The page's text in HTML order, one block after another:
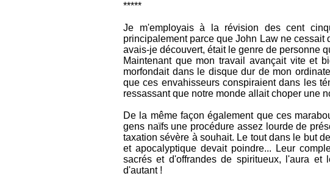
*****
Je m'employais à la révision des cent
principalement parce que John Law ne
avais-je découvert, était le genre de personne
Maintenant que mon travail avançait vite et
morfondait dans le disque dur de mon
que ces envahisseurs conspiraient dans les
ressassant que notre monde allait choper une
De la même façon également que ces
gens naïfs une procédure assez lourde de
taxation sévère à souhait. Le tout dans le but
et apocalyptique devait poindre... Leur
sacrés et d'offrandes de spiritueux, l'aura et
d'autant !